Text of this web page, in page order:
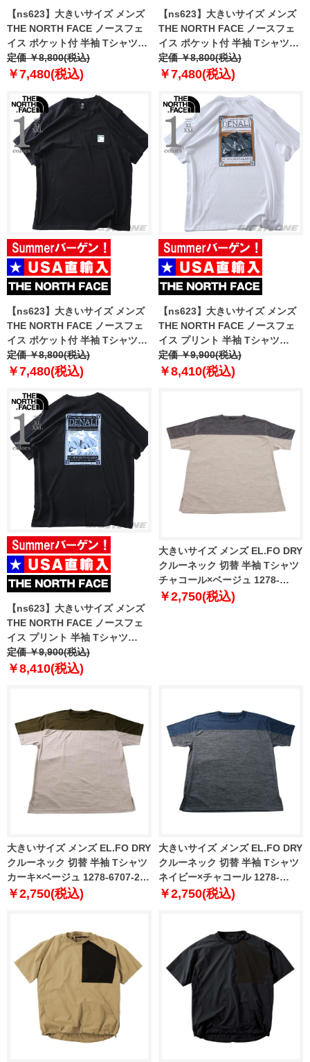
【ns623】大きいサイズ メンズ
THE NORTH FACE ノースフェ
イス ポケット付 半袖 Tシャツ
MOUNTAIN LOGO RLX SS TEE
USA直輸入 nf0a8guu-bri
定価 ￥8,800(税込)
￥7,480(税込)
【ns623】大きいサイズ メンズ
THE NORTH FACE ノースフェ
イス ポケット付 半袖 Tシャツ
MOUNTAIN LOGO RLX SS TEE
USA直輸入 nf0a8guu-fn4
定価 ￥8,800(税込)
￥7,480(税込)
【ns623】大きいサイズ メンズ
THE NORTH FACE ノースフェ
イス ポケット付 半袖 Tシャツ
MOUNTAIN LOGO RLX SS TEE
USA直輸入 nf0a8guu-jk3
定価 ￥8,800(税込)
￥7,480(税込)
【ns623】大きいサイズ メンズ
THE NORTH FACE ノースフェ
イス プリント 半袖 Tシャツ
NORTH FACES REG SS TEE
USA直輸入 nf0a8guw-fn4
定価 ￥9,900(税込)
￥8,410(税込)
【ns623】大きいサイズ メンズ
THE NORTH FACE ノースフェ
イス プリント 半袖 Tシャツ
NORTH FACES REG SS TEE
USA直輸入 nf0a8guw-jk3
定価 ￥9,900(税込)
￥8,410(税込)
大きいサイズ メンズ EL.FO DRY
クルーネック 切替 半袖 Tシャツ
チャコール×ベージュ 1278-
6707-1 3L 4L 5L 6L 8L
￥2,750(税込)
大きいサイズ メンズ EL.FO DRY
クルーネック 切替 半袖 Tシャツ
カーキ×ベージュ 1278-6707-2
3L 4L 5L 6L 8L
￥2,750(税込)
大きいサイズ メンズ EL.FO DRY
クルーネック 切替 半袖 Tシャツ
ネイビー×チャコール 1278-
6707-3 3L 4L 5L 6L 8L
￥2,750(税込)